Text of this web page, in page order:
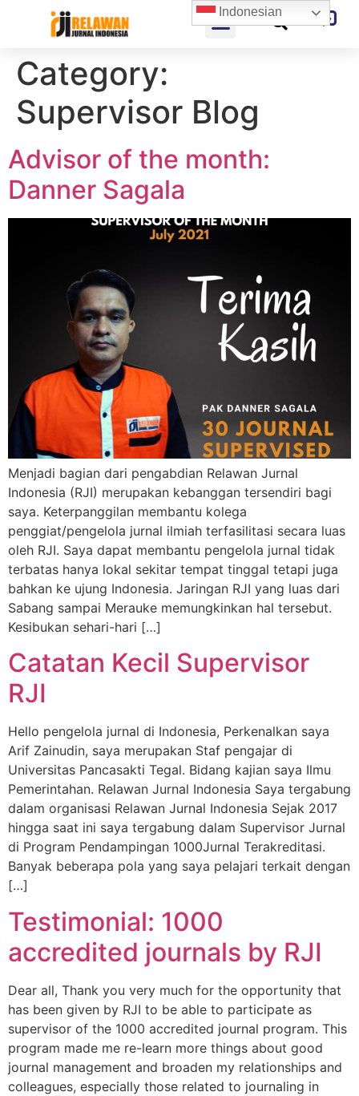
Category:
Supervisor Blog
Advisor of the month:
Danner Sagala
Menjadi bagian dari pengabdian Relawan Jurnal
Indonesia (RJI) merupakan kebanggan tersendiri bagi
saya. Keterpanggilan membantu kolega
penggiat/pengelola jurnal ilmiah terfasilitasi secara luas
oleh RJI. Saya dapat membantu pengelola jurnal tidak
terbatas hanya lokal sekitar tempat tinggal tetapi juga
bahkan ke ujung Indonesia. Jaringan RJI yang luas dari
Sabang sampai Merauke memungkinkan hal tersebut.
Kesibukan sehari-hari […]
Catatan Kecil Supervisor
RJI
Hello pengelola jurnal di Indonesia, Perkenalkan saya
Arif Zainudin, saya merupakan Staf pengajar di
Universitas Pancasakti Tegal. Bidang kajian saya Ilmu
Pemerintahan. Relawan Jurnal Indonesia Saya tergabung
dalam organisasi Relawan Jurnal Indonesia Sejak 2017
hingga saat ini saya tergabung dalam Supervisor Jurnal
di Program Pendampingan 1000Jurnal Terakreditasi.
Banyak beberapa pola yang saya pelajari terkait dengan
[…]
Testimonial: 1000
accredited journals by RJI
Dear all, Thank you very much for the opportunity that
has been given by RJI to be able to participate as
supervisor of the 1000 accredited journal program. This
program made me re-learn more things about good
journal management and broaden my relationships and
colleagues, especially those related to journaling in
Indonesian